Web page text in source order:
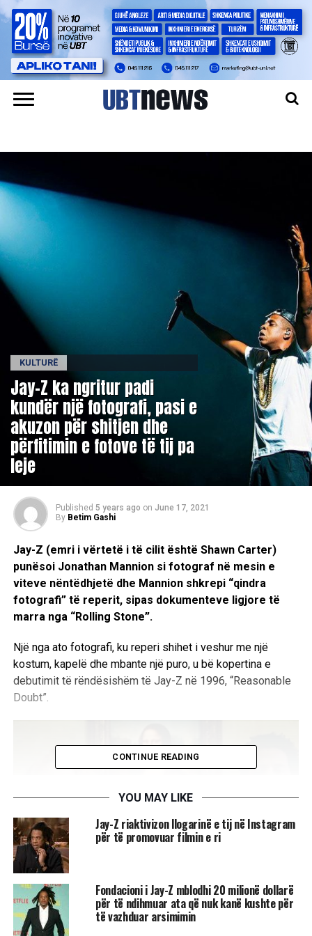
KULTURË
Jay-Z ka ngritur padi
kundër një fotografi, pasi e
akuzon për shitjen dhe
përfitimin e fotove të tij pa
leje
Published 5 years ago on June 17, 2021
By Betim Gashi
Jay-Z (emri i vërtetë i të cilit është Shawn Carter)
punësoi Jonathan Mannion si fotograf në mesin e
viteve nëntëdhjetë dhe Mannion shkrepi “qindra
fotografi” të reperit, sipas dokumenteve ligjore të
marra nga “Rolling Stone”.
Një nga ato fotografi, ku reperi shihet i veshur me një
kostum, kapelë dhe mbante një puro, u bë kopertina e
debutimit të rëndësishëm të Jay-Z në 1996, “Reasonable
Doubt”.
Megjithatë, në procesin gjyqësor thuhet se “Jay-Z kurrë
nuk i dha leje Mannion të shesë ndonjë nga imazhet. As
CONTINUE READING
YOU MAY LIKE
Jay-Z riaktivizon llogarinë e tij në Instagram
për të promovuar filmin e ri
Fondacioni i Jay-Z mblodhi 20 milionë dollarë
për të ndihmuar ata që nuk kanë kushte për
të vazhduar arsimimin